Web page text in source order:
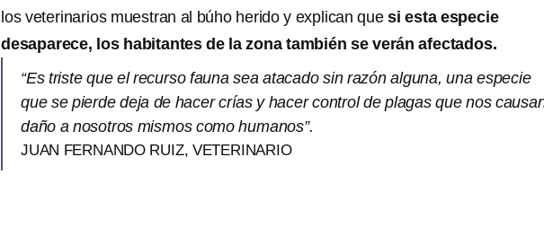
los veterinarios muestran al búho herido y explican quesi esta especie
desaparece, los habitantes de la zona también se verán afectados.
“Es triste que el recurso fauna sea atacado sin razón alguna, una especie
que se pierde deja de hacer crías y hacer control de plagas que nos
daño a nosotros mismos como humanos”.
JUAN FERNANDO RUIZ, VETERINARIO